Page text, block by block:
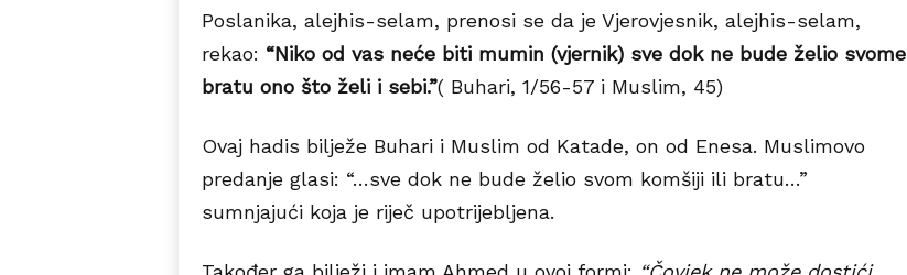
Poslanika, alejhis-selam, prenosi se da je Vjerovjesnik, alejhis-selam,
rekao: “Niko od vas neće biti mumin (vjernik) sve dok ne bude želio svome
bratu ono što želi i sebi.”( Buhari, 1/56-57 i Muslim, 45)
Ovaj hadis bilježe Buhari i Muslim od Katade, on od Enesa. Muslimovo
predanje glasi: “…sve dok ne bude želio svom komšiji ili bratu…”
sumnjajući koja je riječ upotrijebljena.